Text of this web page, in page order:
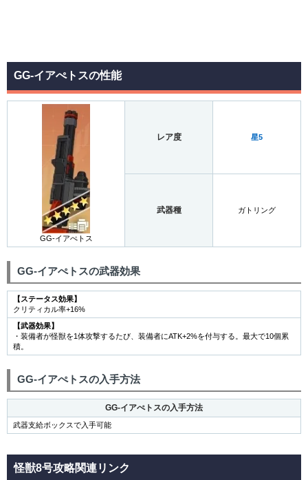
GG-イアぺトスの性能
GG-イアぺトス
レア度 星5
武器種 ガトリング
GG-イアぺトスの武器効果
【ステータス効果】
クリティカル率+16%
【武器効果】
・装備者が怪獣を1体攻撃するたび、装備者にATK+2%を付与する。最大で10個累
積。
GG-イアぺトスの入手方法
GG-イアぺトスの入手方法
武器支給ボックスで入手可能
怪獣8号攻略関連リンク